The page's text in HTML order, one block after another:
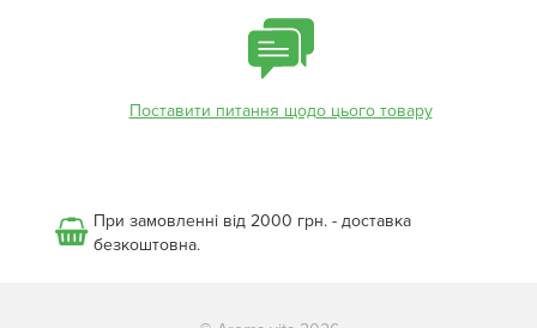
Поставити питання щодо цього товару
При замовленні від 2000 грн. - доставка
безкоштовна.